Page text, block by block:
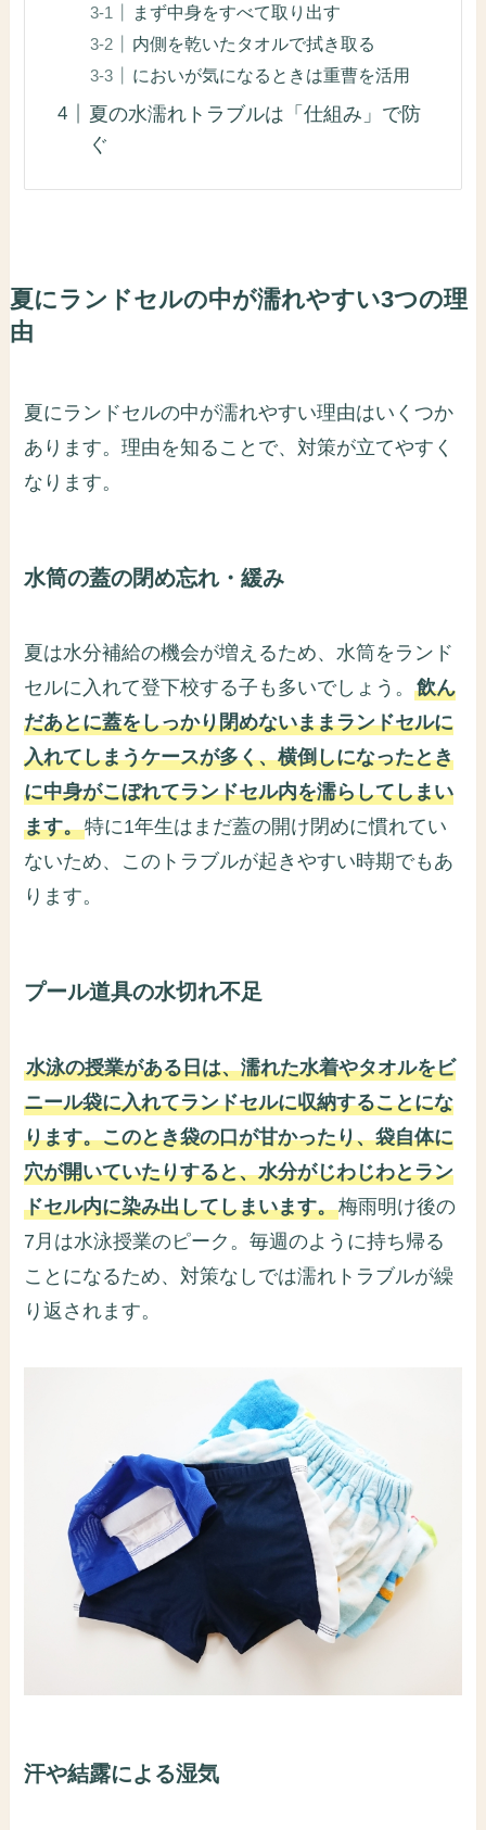
まず中身をすべて取り出す
内側を乾いたタオルで拭き取る
においが気になるときは重曹を活用
夏の水濡れトラブルは「仕組み」で防
ぐ
夏にランドセルの中が濡れやすい3つの理
由
夏にランドセルの中が濡れやすい理由はいくつか
あります。理由を知ることで、対策が立てやすく
なります。
水筒の蓋の閉め忘れ・緩み
夏は水分補給の機会が増えるため、水筒をランド
セルに入れて登下校する子も多いでしょう。飲ん
だあとに蓋をしっかり閉めないままランドセルに
入れてしまうケースが多く、横倒しになったとき
に中身がこぼれてランドセル内を濡らしてしまい
ます。特に1年生はまだ蓋の開け閉めに慣れてい
ないため、このトラブルが起きやすい時期でもあ
ります。
プール道具の水切れ不足
水泳の授業がある日は、濡れた水着やタオルをビ
ニール袋に入れてランドセルに収納することにな
ります。このとき袋の口が甘かったり、袋自体に
穴が開いていたりすると、水分がじわじわとラン
ドセル内に染み出してしまいます。梅雨明け後の
7月は水泳授業のピーク。毎週のように持ち帰る
ことになるため、対策なしでは濡れトラブルが繰
り返されます。
汗や結露による湿気